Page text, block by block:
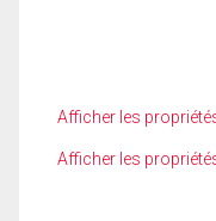
Afficher les
Afficher les